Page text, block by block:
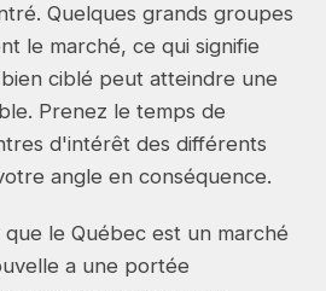
Quelques grands groupes
le marché, ce qui signifie
ciblé peut atteindre une
Prenez le temps de
d'intérêt des différents
angle en conséquence.
le Québec est un marché
a une portée